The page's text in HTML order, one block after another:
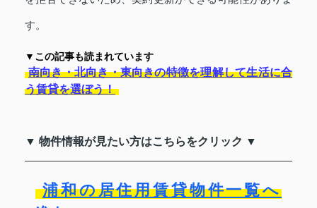
す。
▼この記事も読まれています
南向き・北向き・東向きの特徴を理解して生活に合
う賃貸を選ぼう！
▼ 物件情報が見たい方はこちらをクリック ▼
浦和の居住用賃貸物件一覧へ